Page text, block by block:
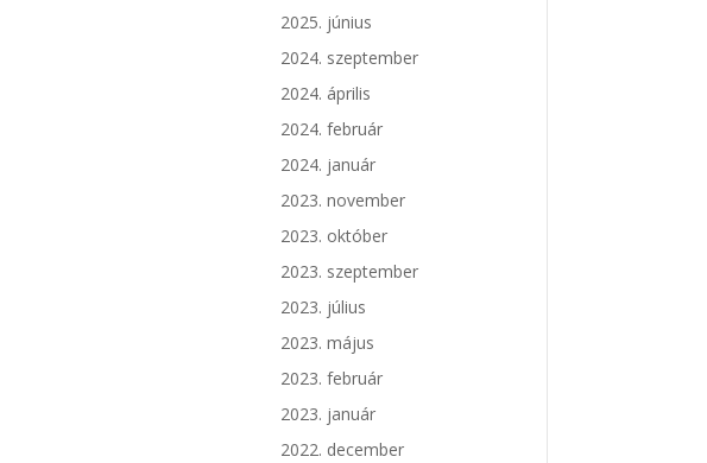
2025. június
2024. szeptember
2024. április
2024. február
2024. január
2023. november
2023. október
2023. szeptember
2023. július
2023. május
2023. február
2023. január
2022. december